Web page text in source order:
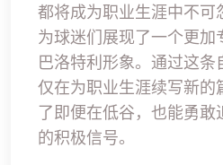
都将成为职业生涯中不可
为球迷们展现了一个更加
巴洛特利形象。通过这条
仅在为职业生涯续写新的
了即便在低谷，也能勇敢
的积极信号。